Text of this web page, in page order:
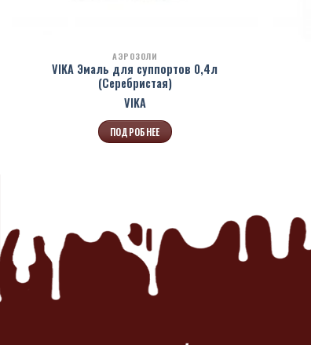
АЭРОЗОЛИ
VIKA Эмаль для суппортов 0,4л
(Серебристая)
VIKA
ПОДРОБНЕЕ